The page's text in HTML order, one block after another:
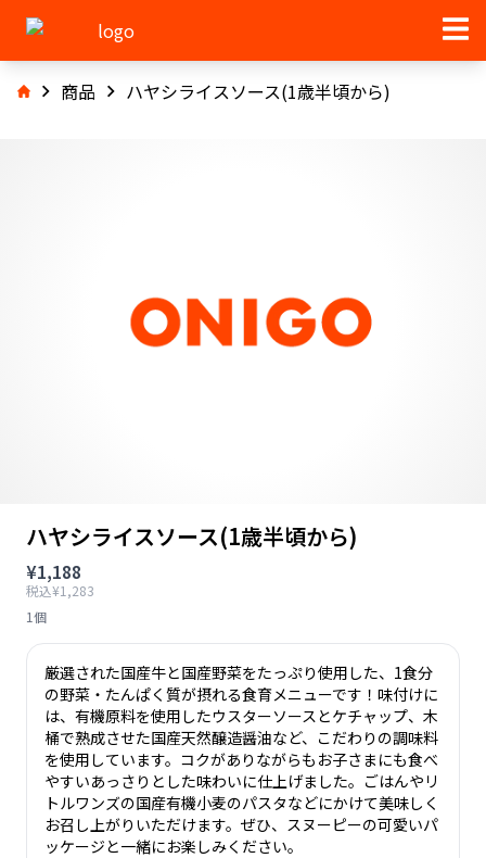
商品 ハヤシライスソース(1歳半頃から)
ハヤシライスソース(1歳半頃から)
¥1,188
税込¥1,283
1個
厳選された国産牛と国産野菜をたっぷり使用した、1食分
の野菜・たんぱく質が摂れる食育メニューです！味付けに
は、有機原料を使用したウスターソースとケチャップ、木
桶で熟成させた国産天然醸造醤油など、こだわりの調味料
を使用しています。コクがありながらもお子さまにも食べ
やすいあっさりとした味わいに仕上げました。ごはんやリ
トルワンズの国産有機小麦のパスタなどにかけて美味しく
お召し上がりいただけます。ぜひ、スヌーピーの可愛いパ
ッケージと一緒にお楽しみください。